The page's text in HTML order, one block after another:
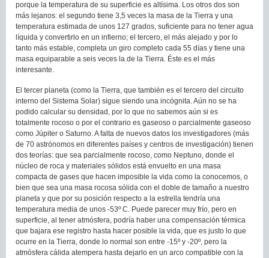
porque la temperatura de su superficie es altísima. Los otros dos son
más lejanos: el segundo tiene 3,5 veces la masa de la Tierra y una
temperatura estimada de unos 127 grados, suficiente para no tener agua
líquida y convertirlo en un infierno; el tercero, el más alejado y por lo
tanto más estable, completa un giro completo cada 55 días y tiene una
masa equiparable a seis veces la de la Tierra. Éste es el más
interesante.
El tercer planeta (como la Tierra, que también es el tercero del circuito
interno del Sistema Solar) sigue siendo una incógnita. Aún no se ha
podido calcular su densidad, por lo que no sabemos aún si es
totalmente rocoso o por el contrario es gaseoso o parcialmente gaseoso
como Júpiter o Saturno. A falta de nuevos datos los investigadores (más
de 70 astrónomos en diferentes países y centros de investigación) tienen
dos teorías: que sea parcialmente rocoso, como Neptuno, donde el
núcleo de roca y materiales sólidos está envuelto en una masa
compacta de gases que hacen imposible la vida como la conocemos, o
bien que sea una masa rocosa sólida con el doble de tamaño a nuestro
planeta y que por su posición respecto a la estrella tendría una
temperatura media de unos -53º C. Puede parecer muy frío, pero en
superficie, al tener atmósfera, podría haber una compensación térmica
que bajara ese registro hasta hacer posible la vida, que es justo lo que
ocurre en la Tierra, donde lo normal son entre -15º y -20º, pero la
atmósfera cálida atempera hasta dejarlo en un arco compatible con la